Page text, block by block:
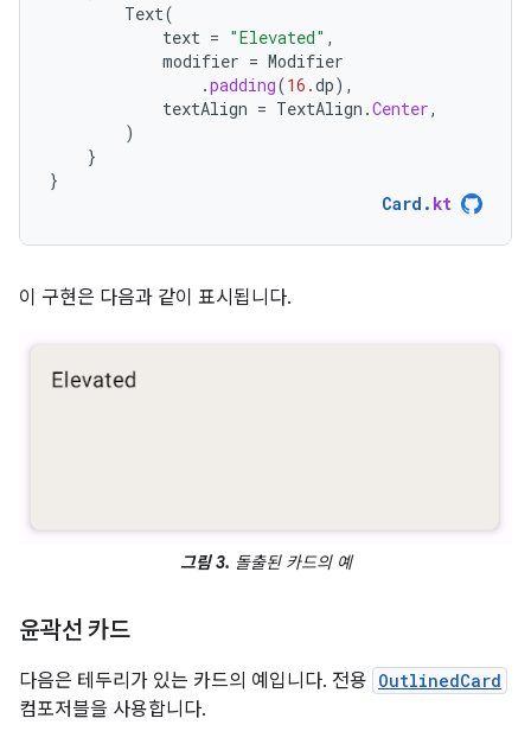
Text(
text = "Elevated" ,
modifier = Modifier
.padding(16.dp),
textAlign = TextAlign .Center,
)
}
}
Card . kt
이 구현은 다음과 같이 표시됩니다.
그림 3. 돌출된 카드의 예
윤곽선 카드
다음은 테두리가 있는 카드의 예입니다. 전용 OutlinedCard
컴포저블을 사용합니다.